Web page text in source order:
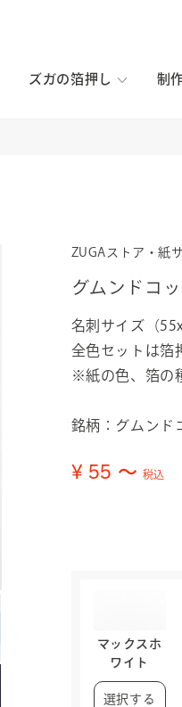
ズガの箔押し 制
ZUGAストア・紙
グムンドコ
名刺サイズ（
全色セットは箔
※紙の色、箔の
銘柄：グムンド
¥ 55 ～ 税込
マックスホ
ワイト
選択する